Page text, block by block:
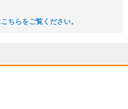
ちらをご覧ください。